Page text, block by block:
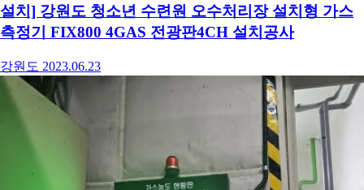
설치] 강원도 청소년 수련원 오수처리장 설치형 가스
측정기 FIX800 4GAS 전광판4CH 설치공사
강원도 2023.06.23